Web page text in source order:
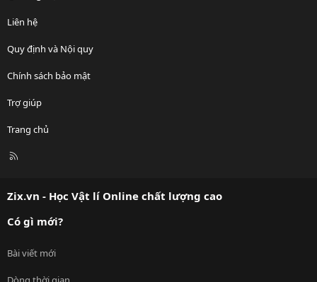
Liên hệ
Quy định và Nội quy
Chính sách bảo mật
Trợ giúp
Trang chủ
R
Zix.vn - Học Vật lí Online chất lượng cao
Có gì mới?
Bài viết mới